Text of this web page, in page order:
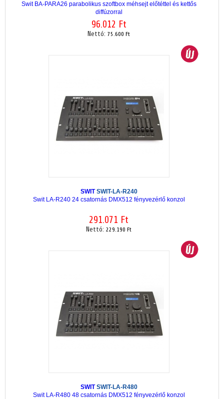
Swit BA-PARA26 parabolikus szoftbox méhsejt előtéttel és kettős
diffúzorral
96.012 Ft
Nettó: 75.600 Ft
SWITSWIT-LA-R240
Swit LA-R240 24 csatornás DMX512 fényvezérlő konzol
291.071 Ft
Nettó: 229.190 Ft
SWITSWIT-LA-R480
Swit LA-R480 48 csatornás DMX512 fényvezérlő konzol